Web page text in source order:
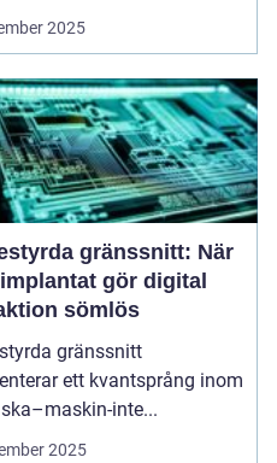
2025
gränssnitt: När
gör digital
sömlös
gränssnitt
ett kvantsprång inom
inte...
2025